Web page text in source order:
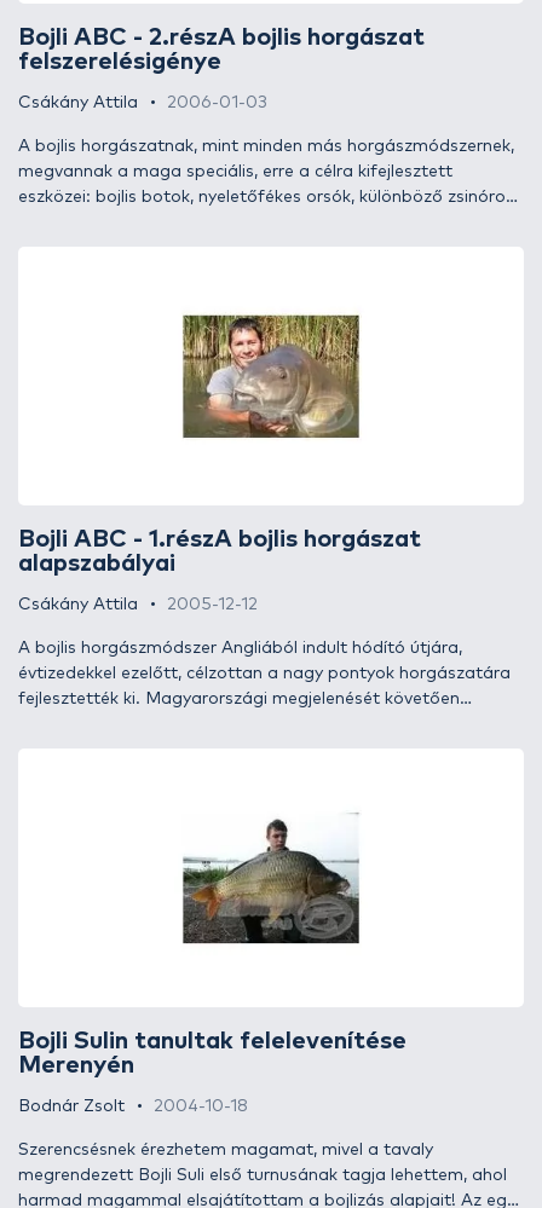
Bojli ABC - 2.részA bojlis horgászat
felszerelésigénye
Csákány Attila 2006-01-03
A bojlis horgászatnak, mint minden más horgászmódszernek,
megvannak a maga speciális, erre a célra kifejlesztett
eszközei: bojlis botok, nyeletőfékes orsók, különböző zsinórok,
törnénk a fejünket, célszerű áttekinteni, mit találhatunk a
boltok polcain, ugyanis egy megfelelő összhangban lévő
szereléssel lényegesen nagyobb sikereket érhetünk el.
Bojli ABC - 1.részA bojlis horgászat
alapszabályai
Csákány Attila 2005-12-12
A bojlis horgászmódszer Angliából indult hódító útjára,
évtizedekkel ezelőtt, célzottan a nagy pontyok horgászatára
fejlesztették ki. Magyarországi megjelenését követően
fárasztás és a bojlizásnál elengedhetetlen műveletek után
tovább élhetnek éltető elemükben, a vízben.
Bojli Sulin tanultak felelevenítése
Merenyén
Bodnár Zsolt 2004-10-18
Szerencsésnek érezhetem magamat, mivel a tavaly
megrendezett Bojli Suli első turnusának tagja lehettem, ahol
harmad magammal elsajátítottam a bojlizás alapjait! Az egy